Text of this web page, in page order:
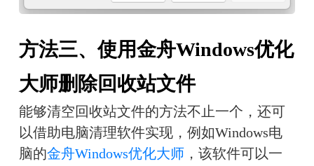
方法三、使用金舟Windows优化
大师删除回收站文件
能够清空回收站文件的方法不止一个，还可
以借助电脑清理软件实现，例如Windows电
脑的金舟Windows优化大师，该软件可以一